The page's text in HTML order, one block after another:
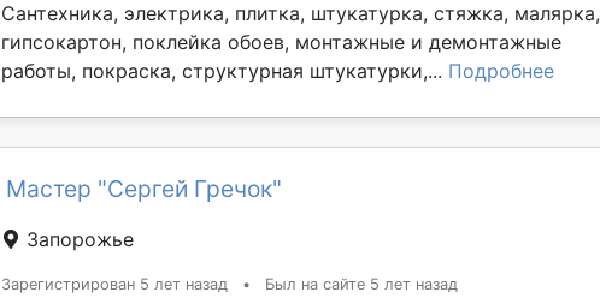
Сантехника, электрика, плитка, штукатурка, стяжка, малярка,
гипсокартон, поклейка обоев, монтажные и демонтажные
работы, покраска, структурная штукатурки,... Подробнее
Мастер "Сергей Гречок"
Запорожье
Зарегистрирован 5 лет назад • Был на сайте 5 лет назад